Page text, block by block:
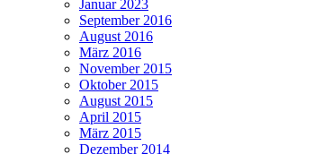
Januar 2023
September 2016
August 2016
März 2016
November 2015
Oktober 2015
August 2015
April 2015
März 2015
Dezember 2014